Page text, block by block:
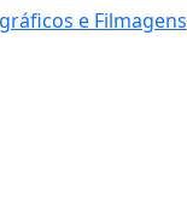
e Filmagens